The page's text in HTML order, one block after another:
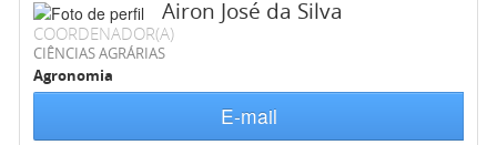
Airon José da Silva
COORDENADOR(A)
CIÊNCIAS AGRÁRIAS
Agronomia
E-mail